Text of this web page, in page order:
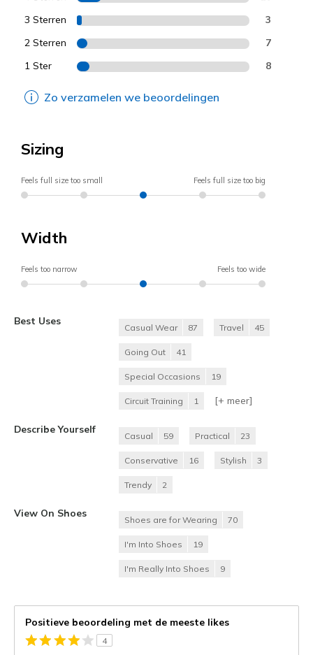
3 Sterren 3
2 Sterren 7
1 Ster 8
Zo verzamelen we beoordelingen
Sizing
Feels full size too small Feels full size too big
Width
Feels too narrow Feels too wide
Best Uses
Casual Wear 87 Travel 45
Going Out 41
Special Occasions 19
Circuit Training 1 [+ meer]
Describe Yourself
Casual 59 Practical 23
Conservative 16 Stylish 3
Trendy 2
View On Shoes
Shoes are for Wearing 70
I'm Into Shoes 19
I'm Really Into Shoes 9
Positieve beoordeling met de meeste likes
4